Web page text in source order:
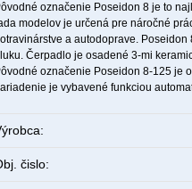
označenie Poseidon 8 je to
modelov je určená pre náročné
a autodoprave.
Čerpadlo je osadené 3-mi
označenie Poseidon 8-125 je
je vybavené funkciou
čislo: